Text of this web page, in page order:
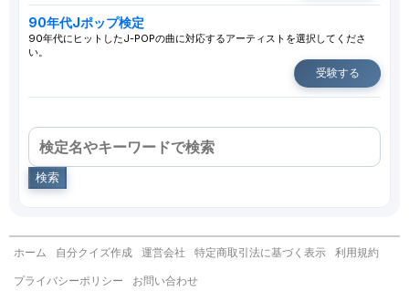
90年代Jポップ検定
90年代にヒットしたJ-POPの曲に対応するアーティストを選択してくださ
い。
受験する
検索
ホーム 自分クイズ作成 運営会社 特定商取引法に基づく表示 利用規約
プライバシーポリシー お問い合わせ